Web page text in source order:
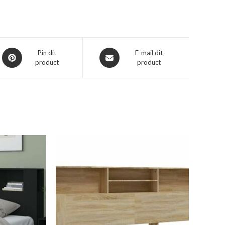
Opent
in
Pin dit
product
Opent
in
E-mail dit
product